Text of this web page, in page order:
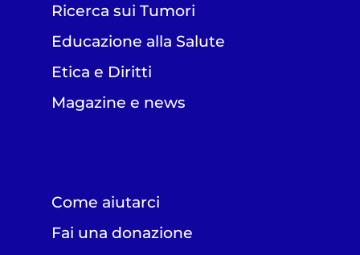
Ricerca sui Tumori
Educazione alla Salute
Etica e Diritti
Magazine e news
Come aiutarci
Fai una donazione